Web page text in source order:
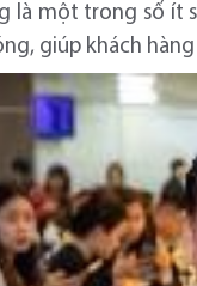
là một trong số ít
giúp khách